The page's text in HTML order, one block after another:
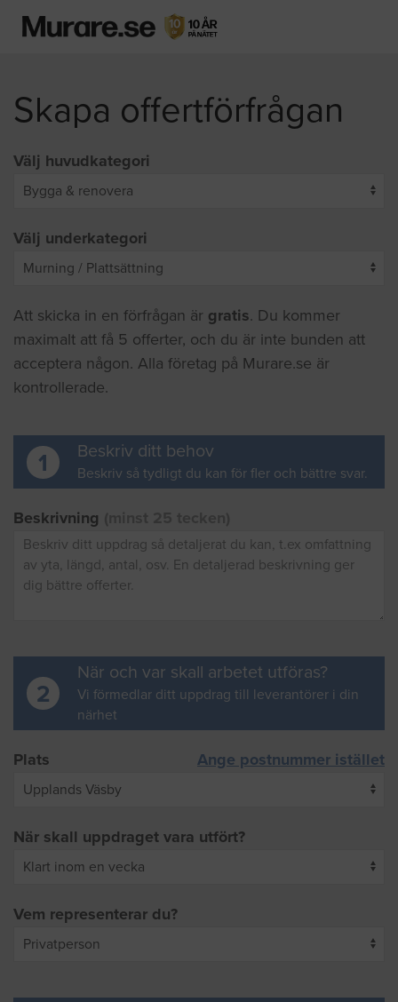
Skapa offertförfrågan
Välj huvudkategori
Välj underkategori
Att skicka in en förfrågan är gratis. Du kommer
maximalt att få 5 offerter, och du är inte bunden att
acceptera någon. Alla företag på Murare.se är
kontrollerade.
1 Beskriv ditt behov
Beskriv så tydligt du kan för fler och bättre svar.
Beskrivning
2
När och var skall arbetet utföras?
Vi förmedlar ditt uppdrag till leverantörer i din
närhet
Plats Ange postnummer istället
När skall uppdraget vara utfört?
Vem representerar du?